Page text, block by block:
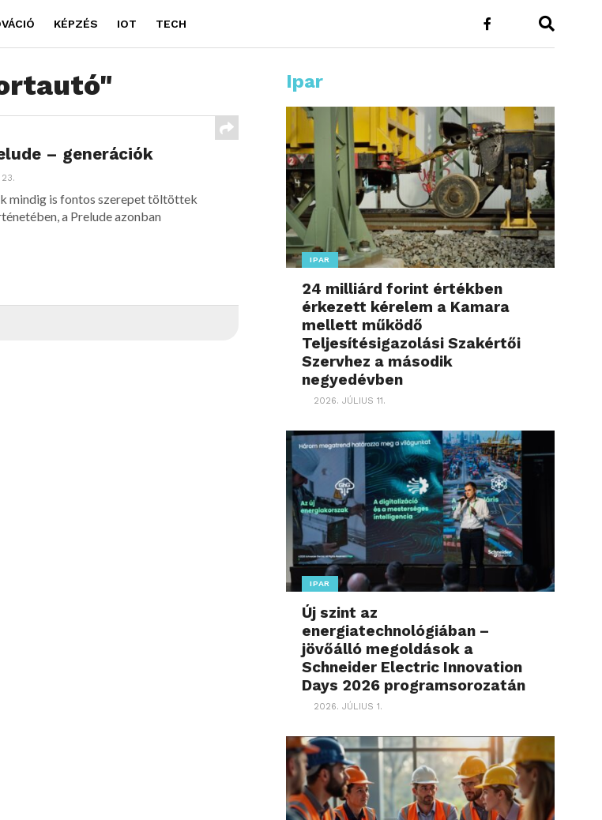
KÉPZÉS IOT TECH
– generációk
mindig is fontos szerepet töltöttek
a Prelude azonban
Ipar
IPAR
24 milliárd forint értékben
érkezett kérelem a Kamara
mellett működő
Teljesítésigazolási Szakértői
Szervhez a második
negyedévben
2026. JÚLIUS 11.
IPAR
Új szint az
energiatechnológiában –
jövőálló megoldások a
Schneider Electric Innovation
Days 2026 programsorozatán
2026. JÚLIUS 1.